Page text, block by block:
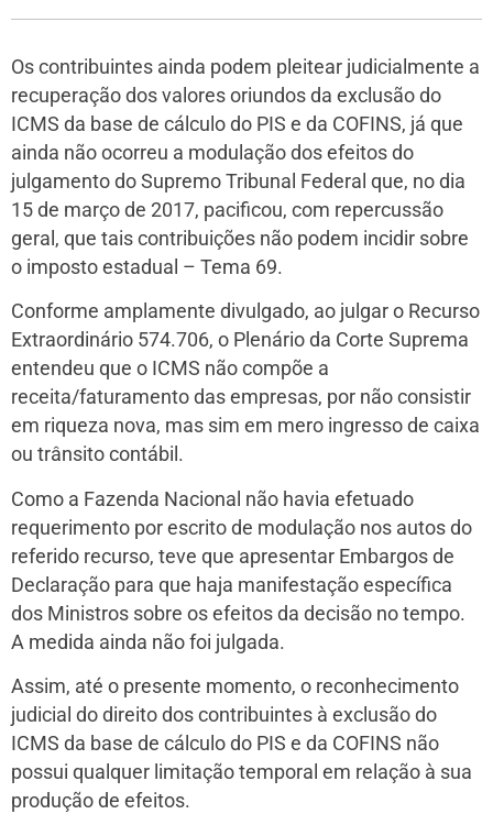
Os contribuintes ainda podem pleitear judicialmente a
recuperação dos valores oriundos da exclusão do
ICMS da base de cálculo do PIS e da COFINS, já que
ainda não ocorreu a modulação dos efeitos do
julgamento do Supremo Tribunal Federal que, no dia
15 de março de 2017, pacificou, com repercussão
geral, que tais contribuições não podem incidir sobre
o imposto estadual – Tema 69.
Conforme amplamente divulgado, ao julgar o Recurso
Extraordinário 574.706, o Plenário da Corte Suprema
entendeu que o ICMS não compõe a
receita/faturamento das empresas, por não consistir
em riqueza nova, mas sim em mero ingresso de caixa
ou trânsito contábil.
Como a Fazenda Nacional não havia efetuado
requerimento por escrito de modulação nos autos do
referido recurso, teve que apresentar Embargos de
Declaração para que haja manifestação específica
dos Ministros sobre os efeitos da decisão no tempo.
A medida ainda não foi julgada.
Assim, até o presente momento, o reconhecimento
judicial do direito dos contribuintes à exclusão do
ICMS da base de cálculo do PIS e da COFINS não
possui qualquer limitação temporal em relação à sua
produção de efeitos.